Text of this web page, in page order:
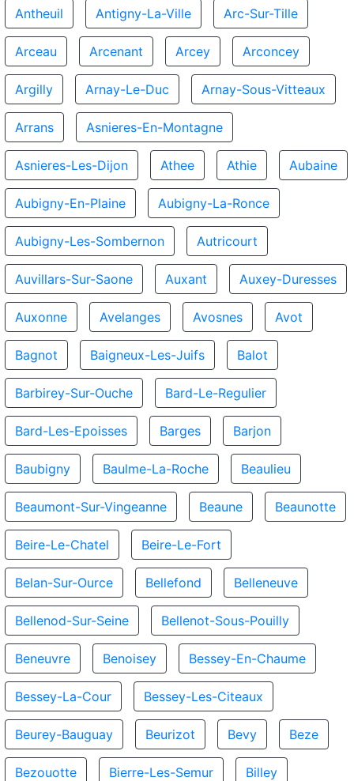
Antheuil Antigny-La-Ville Arc-Sur-Tille
Arceau Arcenant Arcey Arconcey
Argilly Arnay-Le-Duc Arnay-Sous-Vitteaux
Arrans Asnieres-En-Montagne
Asnieres-Les-Dijon Athee Athie Aubaine
Aubigny-En-Plaine Aubigny-La-Ronce
Aubigny-Les-Sombernon Autricourt
Auvillars-Sur-Saone Auxant Auxey-Duresses
Auxonne Avelanges Avosnes Avot
Bagnot Baigneux-Les-Juifs Balot
Barbirey-Sur-Ouche Bard-Le-Regulier
Bard-Les-Epoisses Barges Barjon
Baubigny Baulme-La-Roche Beaulieu
Beaumont-Sur-Vingeanne Beaune Beaunotte
Beire-Le-Chatel Beire-Le-Fort
Belan-Sur-Ource Bellefond Belleneuve
Bellenod-Sur-Seine Bellenot-Sous-Pouilly
Beneuvre Benoisey Bessey-En-Chaume
Bessey-La-Cour Bessey-Les-Citeaux
Beurey-Bauguay Beurizot Bevy Beze
Bezouotte Bierre-Les-Semur Billey